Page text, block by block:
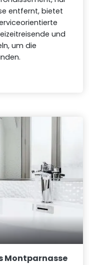
entfernt, bietet
und
um die
Montparnasse